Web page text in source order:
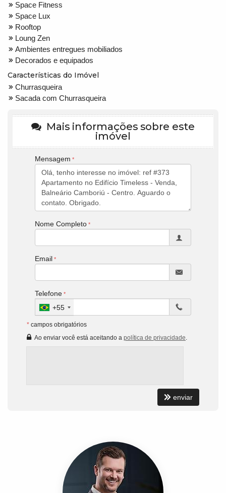
Space Fitness
Space Lux
Rooftop
Loung Zen
Ambientes entregues mobiliados
Decorados e equipados
Características do Imóvel
Churrasqueira
Sacada com Churrasqueira
Mais informações sobre este
imóvel
Mensagem
Nome Completo
Email
Telefone
+55
* campos obrigatórios
Ao enviar você está aceitando a política de privacidade.
enviar